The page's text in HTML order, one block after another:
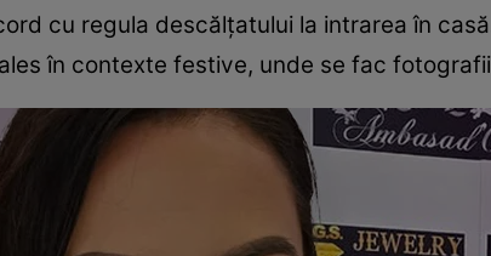
cu regula descălțatului la intrarea în
în contexte festive, unde se fac